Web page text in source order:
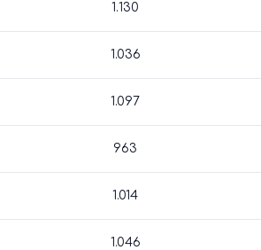
1.130
1.036
1.097
963
1.014
1.046